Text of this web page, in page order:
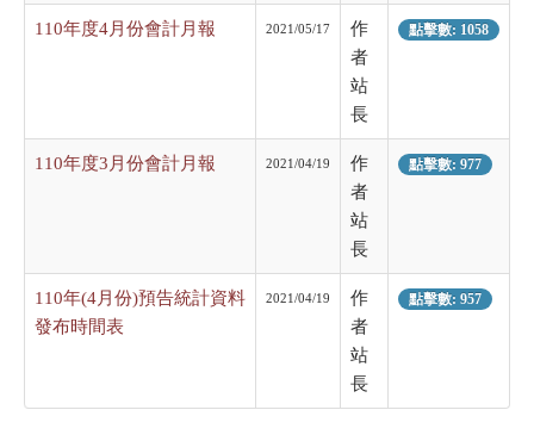
110年度4月份會計月報 2021/05/17
作
者
站
長
點擊數: 1058
110年度3月份會計月報 2021/04/19
作
者
站
長
點擊數: 977
110年(4月份)預告統計資料
發布時間表
2021/04/19
作
者
站
長
點擊數: 957